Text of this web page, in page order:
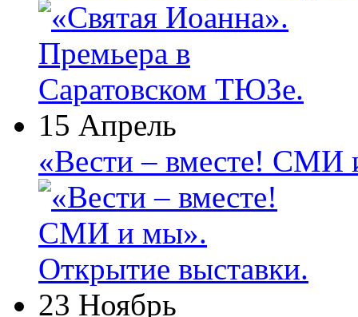
15 Апрель
«Вести – вместе! СМИ
23 Ноябрь